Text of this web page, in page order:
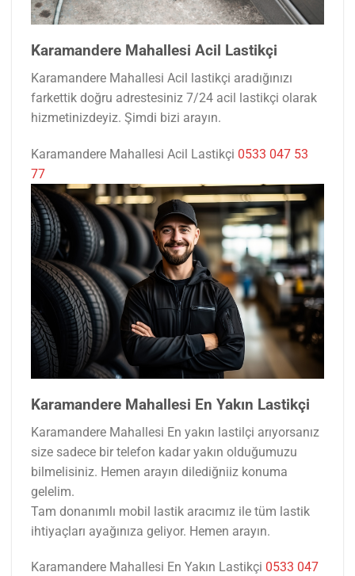
Karamandere Mahallesi Acil Lastikçi
Karamandere Mahallesi Acil lastikçi aradığınızı
farkettik doğru adrestesiniz 7/24 acil lastikçi olarak
hizmetinizdeyiz. Şimdi bizi arayın.
Karamandere Mahallesi Acil Lastikçi 0533 047 53
77
Karamandere Mahallesi En Yakın Lastikçi
Karamandere Mahallesi En yakın lastilçi arıyorsanız
size sadece bir telefon kadar yakın olduğumuzu
bilmelisiniz. Hemen arayın dilediğniiz konuma
gelelim.
Tam donanımlı mobil lastik aracımız ile tüm lastik
ihtiyaçları ayağınıza geliyor. Hemen arayın.
Karamandere Mahallesi En Yakın Lastikçi 0533 047